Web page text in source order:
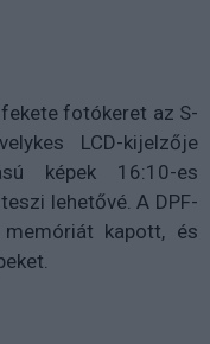
fotókeret az S-
LCD-kijelzője
képek 16:10-es
lehetővé. A DPF-
kapott, és